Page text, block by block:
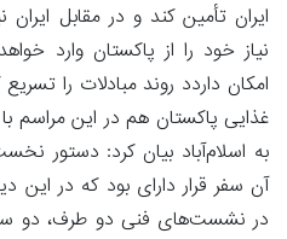
ایران تأمین کند و در مقابل
نیاز خود را از پاکستان وارد
امکان داردد روند مبادلات را
غذایی پاکستان هم در این مراسم
به اسلام‌آباد بیان کرد: دستور
آن سفر قرار دارای بود که در این
در نشست‌های فنی دو طرف، دو